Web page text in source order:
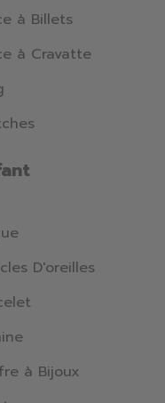
à Billets
à Cravatte
D'oreilles
à Bijoux